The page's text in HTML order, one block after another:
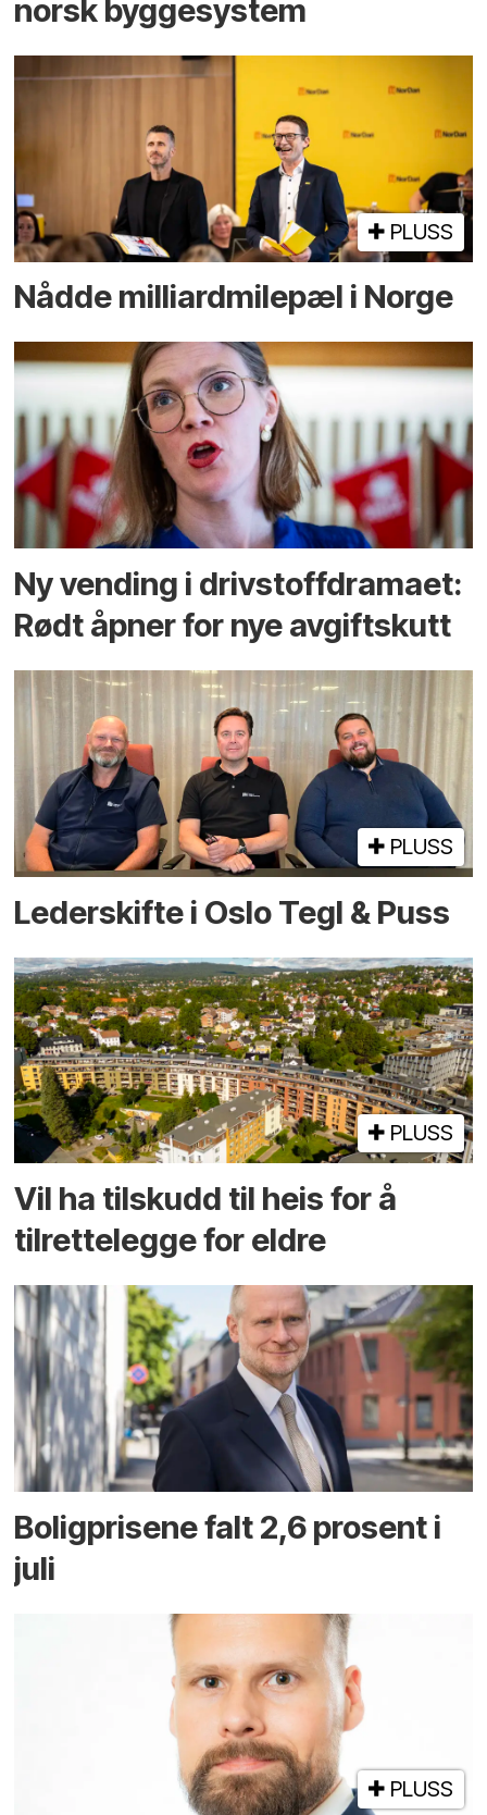
norsk bygge­system
PLUSS
Nådde milliard­­milepæl i Norge
Ny vending i drivstoffdramaet:
Rødt åpner for nye avgiftskutt
PLUSS
Lederskifte i Oslo Tegl & Puss
PLUSS
Vil ha tilskudd til heis for å
tilrettelegge for eldre
Boligprisene falt 2,6 prosent i
juli
PLUSS